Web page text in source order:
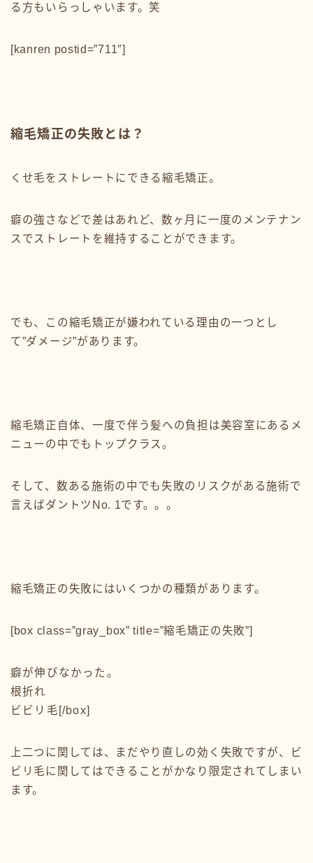
る方もいらっしゃいます。笑
[kanren postid=”711″]
縮毛矯正の失敗とは？
くせ毛をストレートにできる縮毛矯正。
癖の強さなどで差はあれど、数ヶ月に一度のメンテナン
スでストレートを維持することができます。
でも、この縮毛矯正が嫌われている理由の一つとし
て”ダメージ”があります。
縮毛矯正自体、一度で伴う髪への負担は美容室にあるメ
ニューの中でもトップクラス。
そして、数ある施術の中でも失敗のリスクがある施術で
言えばダントツNo. 1です。。。
縮毛矯正の失敗にはいくつかの種類があります。
[box class=”gray_box” title=”縮毛矯正の失敗”]
癖が伸びなかった。
根折れ
ビビリ毛[/box]
上二つに関しては、まだやり直しの効く失敗ですが、ビ
ビリ毛に関してはできることがかなり限定されてしまい
ます。